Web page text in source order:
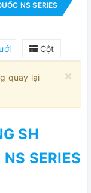
NS SERIES
Cột
×
quay lại
SH
SERIES